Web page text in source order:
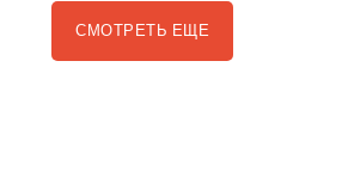
СМОТРЕТЬ ЕЩЕ